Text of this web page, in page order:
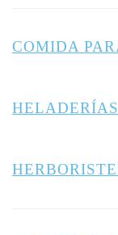
COMIDA